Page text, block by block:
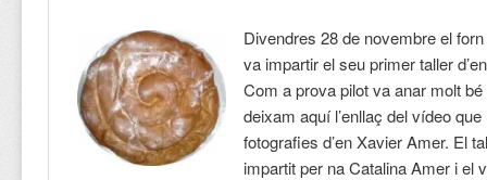
Divendres 28 de novembre el forn
va impartir el seu primer taller
Com a prova pilot va anar molt
deixam aquí l’enllaç del vídeo
fotografies d’en Xavier Amer. El
impartit per na Catalina Amer i el